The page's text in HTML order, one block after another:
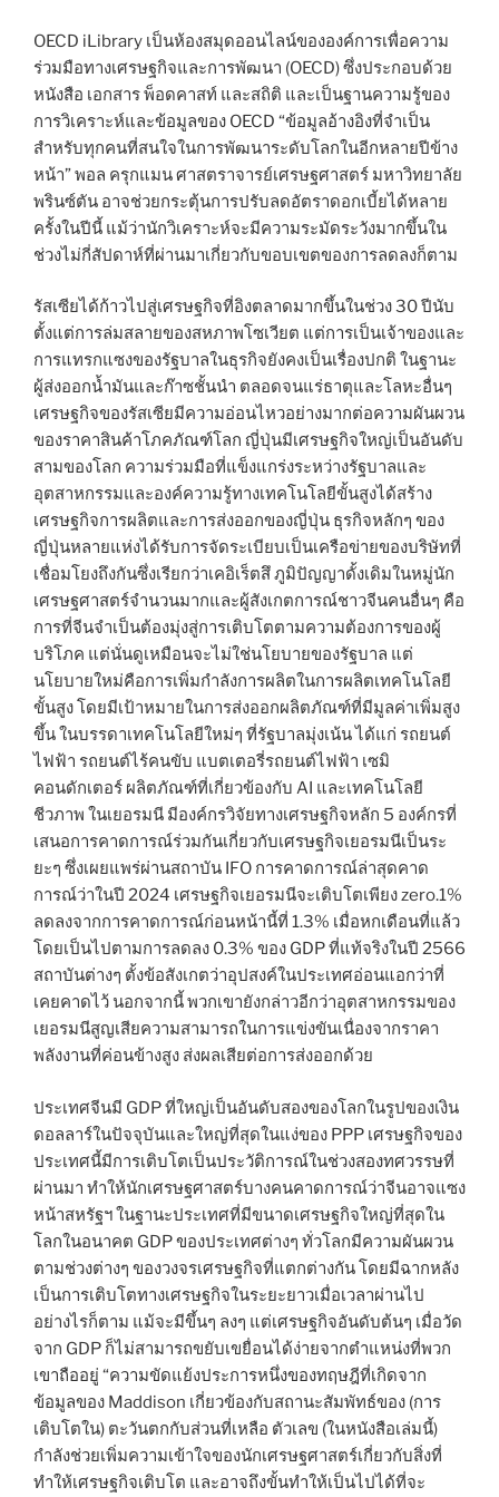
OECD iLibrary เป็นห้องสมุดออนไลน์ขององค์การเพื่อความ
ร่วมมือทางเศรษฐกิจและการพัฒนา (OECD) ซึ่งประกอบด้วย
หนังสือ เอกสาร พ็อดคาสท์ และสถิติ และเป็นฐานความรู้ของ
การวิเคราะห์และข้อมูลของ OECD “ข้อมูลอ้างอิงที่จำเป็น
สำหรับทุกคนที่สนใจในการพัฒนาระดับโลกในอีกหลายปีข้าง
หน้า” พอล ครุกแมน ศาสตราจารย์เศรษฐศาสตร์ มหาวิทยาลัย
พรินซ์ตัน อาจช่วยกระตุ้นการปรับลดอัตราดอกเบี้ยได้หลาย
ครั้งในปีนี้ แม้ว่านักวิเคราะห์จะมีความระมัดระวังมากขึ้นใน
ช่วงไม่กี่สัปดาห์ที่ผ่านมาเกี่ยวกับขอบเขตของการลดลงก็ตาม
รัสเซียได้ก้าวไปสู่เศรษฐกิจที่อิงตลาดมากขึ้นในช่วง 30 ปีนับ
ตั้งแต่การล่มสลายของสหภาพโซเวียต แต่การเป็นเจ้าของและ
การแทรกแซงของรัฐบาลในธุรกิจยังคงเป็นเรื่องปกติ ในฐานะ
ผู้ส่งออกน้ำมันและก๊าซชั้นนำ ตลอดจนแร่ธาตุและโลหะอื่นๆ
เศรษฐกิจของรัสเซียมีความอ่อนไหวอย่างมากต่อความผันผวน
ของราคาสินค้าโภคภัณฑ์โลก ญี่ปุ่นมีเศรษฐกิจใหญ่เป็นอันดับ
สามของโลก ความร่วมมือที่แข็งแกร่งระหว่างรัฐบาลและ
อุตสาหกรรมและองค์ความรู้ทางเทคโนโลยีขั้นสูงได้สร้าง
เศรษฐกิจการผลิตและการส่งออกของญี่ปุ่น ธุรกิจหลักๆ ของ
ญี่ปุ่นหลายแห่งได้รับการจัดระเบียบเป็นเครือข่ายของบริษัทที่
เชื่อมโยงถึงกันซึ่งเรียกว่าเคอิเร็ตสึ ภูมิปัญญาดั้งเดิมในหมู่นัก
เศรษฐศาสตร์จำนวนมากและผู้สังเกตการณ์ชาวจีนคนอื่นๆ คือ
การที่จีนจำเป็นต้องมุ่งสู่การเติบโตตามความต้องการของผู้
บริโภค แต่นั่นดูเหมือนจะไม่ใช่นโยบายของรัฐบาล แต่
นโยบายใหม่คือการเพิ่มกำลังการผลิตในการผลิตเทคโนโลยี
ขั้นสูง โดยมีเป้าหมายในการส่งออกผลิตภัณฑ์ที่มีมูลค่าเพิ่มสูง
ขึ้น ในบรรดาเทคโนโลยีใหม่ๆ ที่รัฐบาลมุ่งเน้น ได้แก่ รถยนต์
ไฟฟ้า รถยนต์ไร้คนขับ แบตเตอรี่รถยนต์ไฟฟ้า เซมิ
คอนดักเตอร์ ผลิตภัณฑ์ที่เกี่ยวข้องกับ AI และเทคโนโลยี
ชีวภาพ ในเยอรมนี มีองค์กรวิจัยทางเศรษฐกิจหลัก 5 องค์กรที่
เสนอการคาดการณ์ร่วมกันเกี่ยวกับเศรษฐกิจเยอรมนีเป็นระ
ยะๆ ซึ่งเผยแพร่ผ่านสถาบัน IFO การคาดการณ์ล่าสุดคาด
การณ์ว่าในปี 2024 เศรษฐกิจเยอรมนีจะเติบโตเพียง zero.1%
ลดลงจากการคาดการณ์ก่อนหน้านี้ที่ 1.3% เมื่อหกเดือนที่แล้ว
โดยเป็นไปตามการลดลง 0.3% ของ GDP ที่แท้จริงในปี 2566
สถาบันต่างๆ ตั้งข้อสังเกตว่าอุปสงค์ในประเทศอ่อนแอกว่าที่
เคยคาดไว้ นอกจากนี้ พวกเขายังกล่าวอีกว่าอุตสาหกรรมของ
เยอรมนีสูญเสียความสามารถในการแข่งขันเนื่องจากราคา
พลังงานที่ค่อนข้างสูง ส่งผลเสียต่อการส่งออกด้วย
ประเทศจีนมี GDP ที่ใหญ่เป็นอันดับสองของโลกในรูปของเงิน
ดอลลาร์ในปัจจุบันและใหญ่ที่สุดในแง่ของ PPP เศรษฐกิจของ
ประเทศนี้มีการเติบโตเป็นประวัติการณ์ในช่วงสองทศวรรษที่
ผ่านมา ทำให้นักเศรษฐศาสตร์บางคนคาดการณ์ว่าจีนอาจแซง
หน้าสหรัฐฯ ในฐานะประเทศที่มีขนาดเศรษฐกิจใหญ่ที่สุดใน
โลกในอนาคต GDP ของประเทศต่างๆ ทั่วโลกมีความผันผวน
ตามช่วงต่างๆ ของวงจรเศรษฐกิจที่แตกต่างกัน โดยมีฉากหลัง
เป็นการเติบโตทางเศรษฐกิจในระยะยาวเมื่อเวลาผ่านไป
อย่างไรก็ตาม แม้จะมีขึ้นๆ ลงๆ แต่เศรษฐกิจอันดับต้นๆ เมื่อวัด
จาก GDP ก็ไม่สามารถขยับเขยื่อนได้ง่ายจากตำแหน่งที่พวก
เขาถืออยู่ “ความขัดแย้งประการหนึ่งของทฤษฎีที่เกิดจาก
ข้อมูลของ Maddison เกี่ยวข้องกับสถานะสัมพัทธ์ของ (การ
เติบโตใน) ตะวันตกกับส่วนที่เหลือ ตัวเลข (ในหนังสือเล่มนี้)
กำลังช่วยเพิ่มความเข้าใจของนักเศรษฐศาสตร์เกี่ยวกับสิ่งที่
ทำให้เศรษฐกิจเติบโต และอาจถึงขั้นทำให้เป็นไปได้ที่จะ